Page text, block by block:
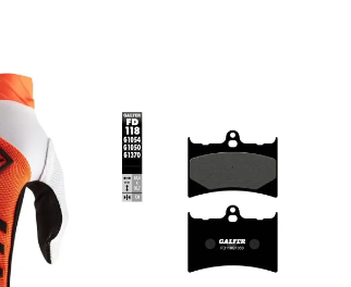
Сравни продукт
Quick View